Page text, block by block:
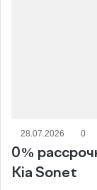
28.07.2026 0
0%
Kia Sonet